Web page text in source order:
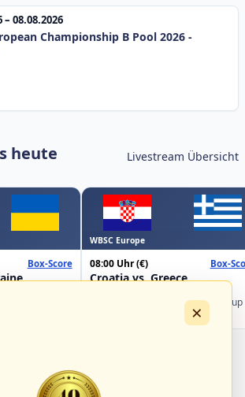
– 08.08.2026
Championship B Pool 2026 -
heute Livestream Übersicht
Box-Score
WBSC Europe
08:00 Uhr(€) Box-
Croatia vs. Greece
Championship B Pool 2026 - Group
S/HBV
×